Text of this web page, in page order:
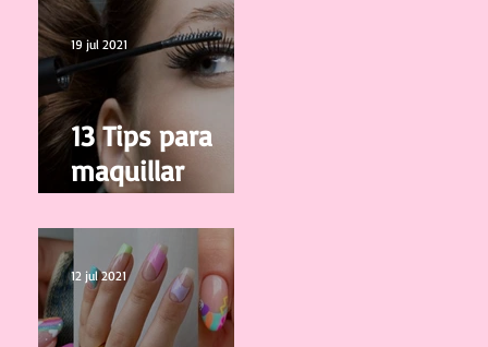
13 Tips para
maquillar
correctamente
tus pestañas
19 jul 2021
12 jul 2021